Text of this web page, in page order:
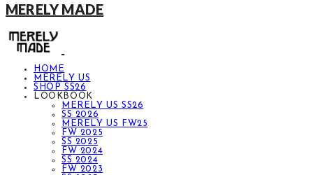
MERELY MADE
HOME
MERELY US
SHOP SS26
LOOKBOOK
MERELY US SS26
SS 2026
MERELY US FW25
FW 2025
SS 2025
FW 2024
SS 2024
FW 2023